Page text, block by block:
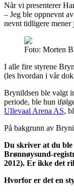
Når vi presenterer
– Jeg ble oppnevnt
nevnt tidligere
Foto: Morten
I alle fire styrene
(les hvordan i vår
Brynildsen ble valgt
periode, ble hun
Ullevaal Arena AS,
På bakgrunn av
Du skriver at du ble
Brønnøysund-
2012). Er ikke det
Hvorfor er det en